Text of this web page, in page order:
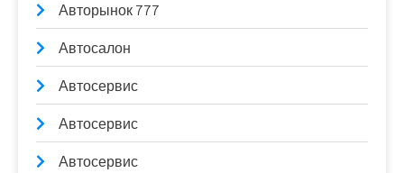
Авторынок 777
Автосалон
Автосервис
Автосервис
Автосервис